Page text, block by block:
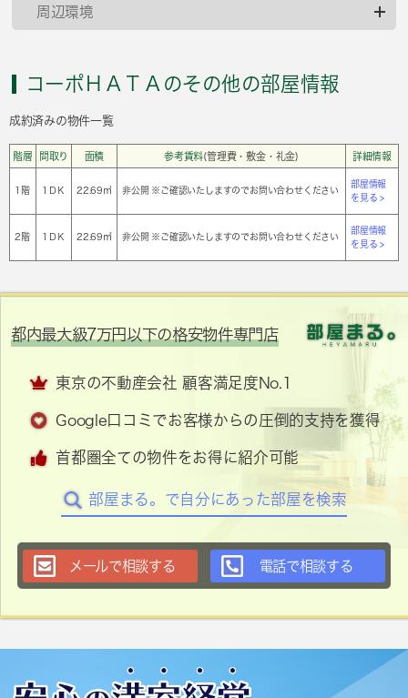
周辺環境
コーポＨＡＴＡのその他の部屋情報
成約済みの物件一覧
階層 間取り 面積 参考賃料(管理費・敷金・礼金) 詳細情報
1階 1ＤＫ 22.69㎡ 非公開 ※ご確認いたしますのでお問い合わせください
部屋情報
を見る >
2階 1ＤＫ 22.69㎡ 非公開 ※ご確認いたしますのでお問い合わせください
部屋情報
を見る >
都内最大級7万円以下の格安物件専門店
東京の不動産会社 顧客満足度No.1
Google口コミでお客様からの圧倒的支持を獲得
首都圏全ての物件をお得に紹介可能
部屋まる。で自分にあった部屋を検索
メールで相談する 電話で相談する